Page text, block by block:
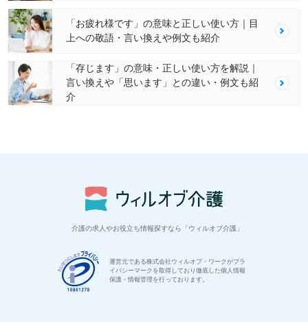
「お疲れ様です」の意味と正しい使い方｜目
上への敬語・言い換えや例文も紹介
「存じます」の意味・正しい使い方を解説｜
言い換えや「思います」との違い・例文も紹
介
介護の求人やお役立ち情報探すなら「ウィルオブ介護」
運営元である株式会社ウィルオブ・ワークがプラ
イバシーマークを取得しており徹底した個人情報
保護・情報管理を行っております。